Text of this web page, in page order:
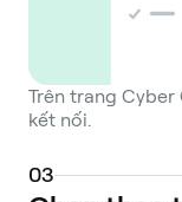
Trên trang Cyber
kết nối.
03